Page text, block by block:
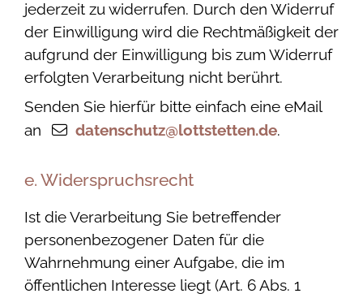
jederzeit zu widerrufen. Durch den Widerruf
der Einwilligung wird die Rechtmäßigkeit der
aufgrund der Einwilligung bis zum Widerruf
erfolgten Verarbeitung nicht berührt.
Senden Sie hierfür bitte einfach eine eMail
an
datenschutz@lottstetten.de.
e. Widerspruchsrecht
Ist die Verarbeitung Sie betreffender
personenbezogener Daten für die
Wahrnehmung einer Aufgabe, die im
öffentlichen Interesse liegt (Art. 6 Abs. 1